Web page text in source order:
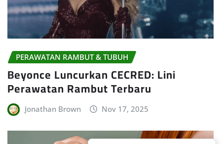
PERAWATAN RAMBUT & TUBUH
Beyonce Luncurkan CECRED: Lini
Perawatan Rambut Terbaru
Jonathan Brown Nov 17, 2025